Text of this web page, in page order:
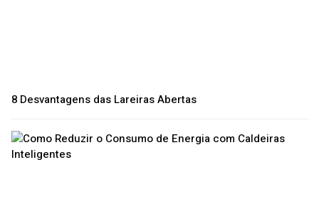
8 Desvantagens das Lareiras Abertas